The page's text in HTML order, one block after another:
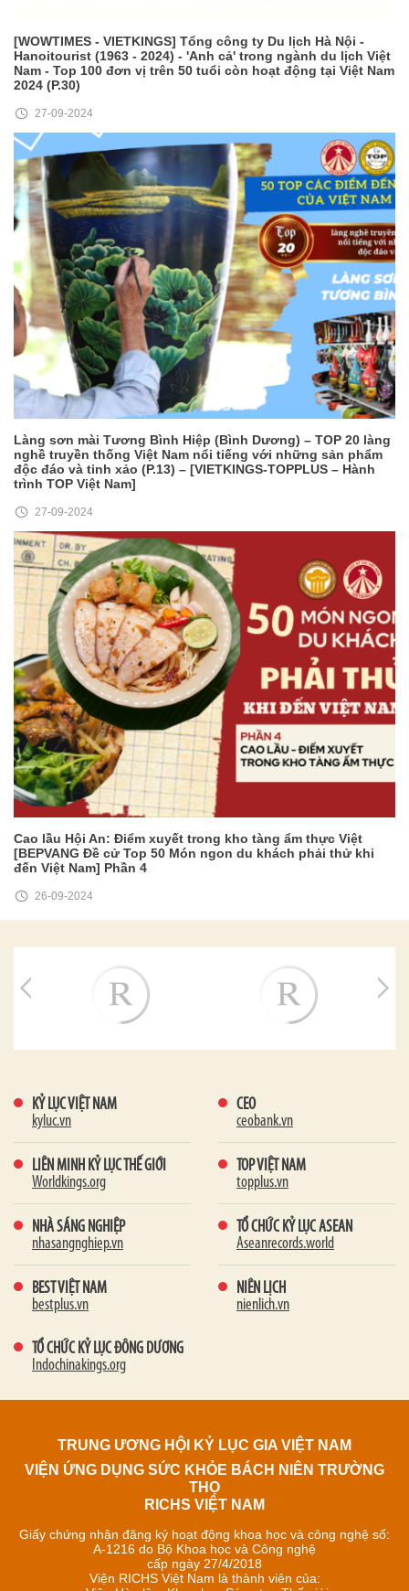
[WOWTIMES - VIETKINGS] Tổng công ty Du lịch Hà Nội -
Hanoitourist (1963 - 2024) - 'Anh cả' trong ngành du lịch Việt
Nam - Top 100 đơn vị trên 50 tuổi còn hoạt động tại Việt Nam
2024 (P.30)
27-09-2024
Làng sơn mài Tương Bình Hiệp (Bình Dương) – TOP 20 làng
nghề truyền thống Việt Nam nổi tiếng với những sản phẩm
độc đáo và tinh xảo (P.13) – [VIETKINGS-TOPPLUS – Hành
trình TOP Việt Nam]
27-09-2024
Cao lầu Hội An: Điểm xuyết trong kho tàng ẩm thực Việt
[BEPVANG Đề cử Top 50 Món ngon du khách phải thử khi
đến Việt Nam] Phần 4
26-09-2024
KỶ LỤC VIỆT NAM
kyluc.vn
CEO
ceobank.vn
LIÊN MINH KỶ LỤC THẾ GIỚI
Worldkings.org
TOP VIỆT NAM
topplus.vn
NHÀ SÁNG NGHIỆP
nhasangnghiep.vn
TỔ CHỨC KỶ LỤC ASEAN
Aseanrecords.world
BEST VIỆT NAM
bestplus.vn
NIÊN LỊCH
nienlich.vn
TỔ CHỨC KỶ LỤC ĐÔNG DƯƠNG
Indochinakings.org
TRUNG ƯƠNG HỘI KỶ LỤC GIA VIỆT NAM
VIỆN ỨNG DỤNG SỨC KHỎE BÁCH NIÊN TRƯỜNG
THỌ
RICHS VIỆT NAM
Giấy chứng nhận đăng ký hoạt động khoa học và công nghệ số:
A-1216 do Bộ Khoa học và Công nghệ
cấp ngày 27/4/2018
Viện RICHS Việt Nam là thành viên của: